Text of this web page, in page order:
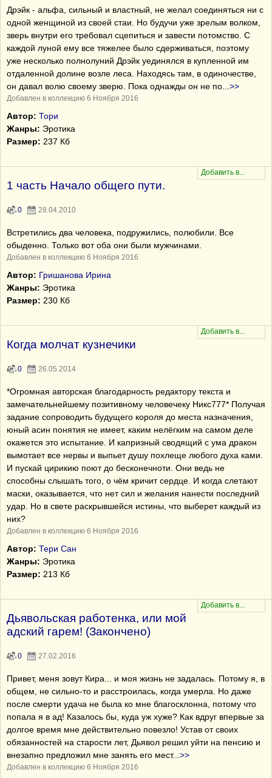
Дрэйк - альфа, сильный и властный, не желал соединяться ни с
одной женщиной из своей стаи. Но будучи уже зрелым волком,
зверь внутри его требовал сцепиться и завести потомство. С
каждой луной ему все тяжелее было сдерживаться, поэтому
уже несколько полнолуний Дрэйк уединялся в купленной им
отдаленной долине возле леса. Находясь там, в одиночестве,
он давал волю своему зверю. Пока однажды он не по
>>
Добавлен в коллекцию 6 Ноября 2016
Автор: Тори
Жанры: Эротика
Размер: 237 Кб
1 часть Начало общего пути.
0 28.04.2010
Встретились два человека, подружились, полюбили. Все
обыденно. Только вот оба они были мужчинами.
Добавлен в коллекцию 6 Ноября 2016
Автор: Гришанова Ирина
Жанры: Эротика
Размер: 230 Кб
Когда молчат кузнечики
0 26.05.2014
*Огромная авторская благодарность редактору текста и
замечательнейшему позитивному человечеку Никс777* Получая
задание сопроводить будущего короля до места назначения,
юный асин понятия не имеет, каким нелёгким на самом деле
окажется это испытание. И капризный сводящий с ума дракон
вымотает все нервы и выпьет душу похлеще любого духа ками.
И пускай цирикию поют до бесконечноти. Они ведь не
способны слышать того, о чём кричит сердце. И когда слетают
маски, оказывается, что нет сил и желания нанести последний
удар. Но в свете раскрывшейся истины, что выберет каждый из
них?
Добавлен в коллекцию 6 Ноября 2016
Автор: Тери Сан
Жанры: Эротика
Размер: 213 Кб
Дьявольская работенка, или мой
адский гарем! (Закончено)
0 27.02.2016
Привет, меня зовут Кира... и моя жизнь не задалась. Потому я, в
общем, не сильно-то и расстроилась, когда умерла. Но даже
после смерти удача не была ко мне благосклонна, потому что
попала я в ад! Казалось бы, куда уж хуже? Как вдруг впервые за
долгое время мне действительно повезло! Устав от своих
обязанностей на старости лет, Дьявол решил уйти на пенсию и
внезапно предложил мне занять его мест... >>
Добавлен в коллекцию 6 Ноября 2016